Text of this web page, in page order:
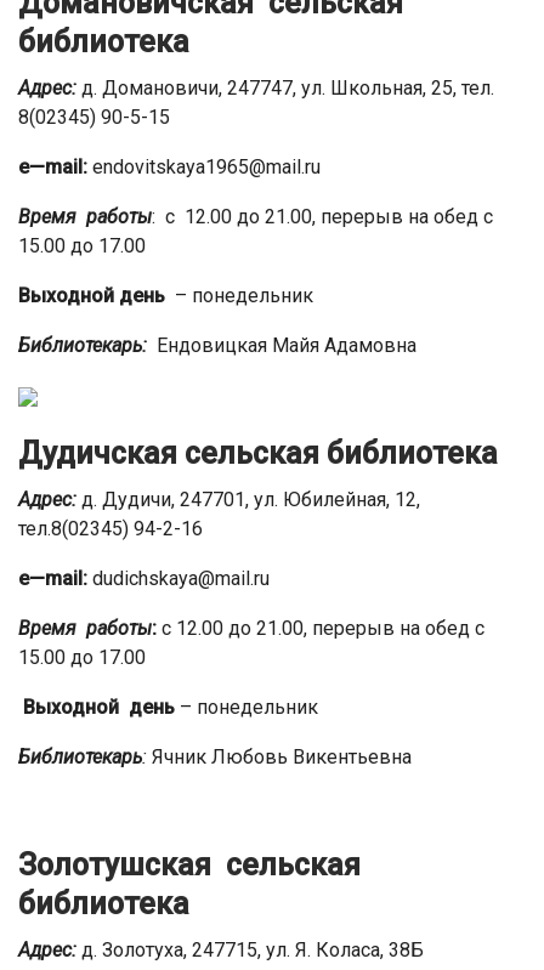
библиотека
Адрес: д. Домановичи, 247747, ул. Школьная, 25, тел.
8(02345) 90-5-15
e—mail: endovitskaya1965@mail.ru
Время работы: с 12.00 до 21.00, перерыв на обед с
15.00 до 17.00
Выходной день – понедельник
Библиотекарь: Ендовицкая Майя Адамовна
Дудичская сельская библиотека
Адрес: д. Дудичи, 247701, ул. Юбилейная, 12,
тел.8(02345) 94-2-16
e—mail: dudichskaya@mail.ru
Время работы: с 12.00 до 21.00, перерыв на обед с
15.00 до 17.00
Выходной день – понедельник
Библиотекарь: Ячник Любовь Викентьевна
Золотушская сельская
библиотека
Адрес: д. Золотуха, 247715, ул. Я. Коласа, 38Б